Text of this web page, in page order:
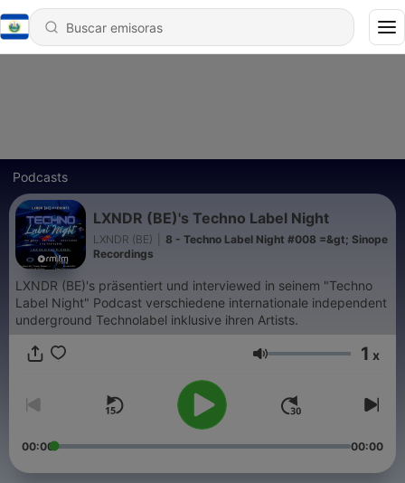
Podcasts
LXNDR (BE)'s Techno Label Night
LXNDR (BE)
8 - Techno Label Night #008 =&gt; Sinope
Recordings
LXNDR (BE)'s präsentiert und interviewed in seinem "Techno
Label Night" Podcast verschiedene internationale independent
underground Technolabel inklusive ihren Artists.
Volumen 1 x
00:00 00:00